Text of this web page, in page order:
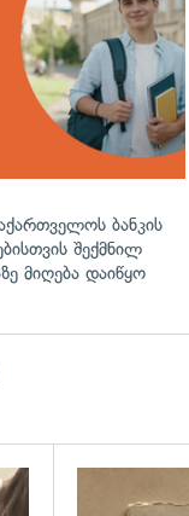
ბანკის
შექმნილ
მიღება დაიწყო